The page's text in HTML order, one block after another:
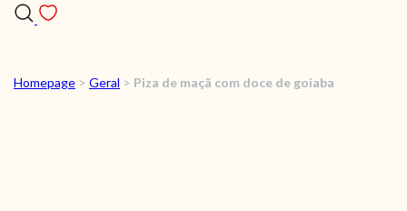
RECEITAS
Homepage > Geral > Piza de maçã com doce de goiaba